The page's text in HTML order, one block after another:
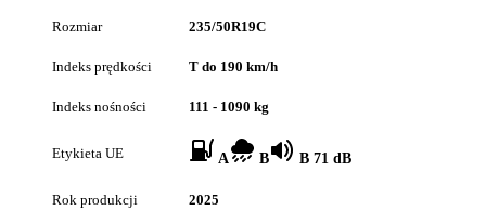
Rozmiar 235/50R19C
Indeks prędkości T do 190 km/h
Indeks nośności 111 - 1090 kg
Etykieta UE A B B 71 dB
Rok produkcji 2025